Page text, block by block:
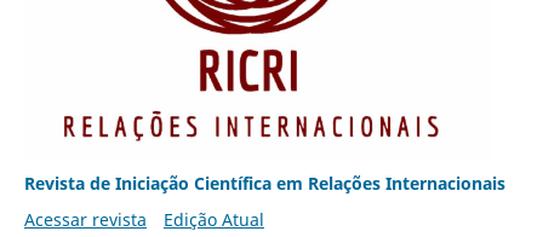
Revista de Iniciação Científica em Relações Internacionais
Acessar revista
Edição Atual